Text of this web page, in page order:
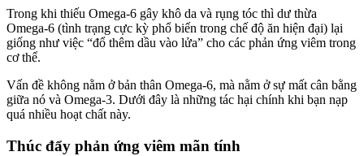
Trong khi thiếu Omega-6 gây khô da và rụng tóc thì dư thừa
Omega-6 (tình trạng cực kỳ phổ biến trong chế độ ăn hiện đại) lại
giống như việc “đổ thêm dầu vào lửa” cho các phản ứng viêm trong
cơ thể.
Vấn đề không nằm ở bản thân Omega-6, mà nằm ở sự mất cân bằng
giữa nó và Omega-3. Dưới đây là những tác hại chính khi bạn nạp
quá nhiều hoạt chất này.
Thúc đẩy phản ứng viêm mãn tính